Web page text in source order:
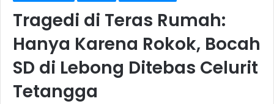
Tragedi di Teras Rumah:
Hanya Karena Rokok, Bocah
SD di Lebong Ditebas Celurit
Tetangga